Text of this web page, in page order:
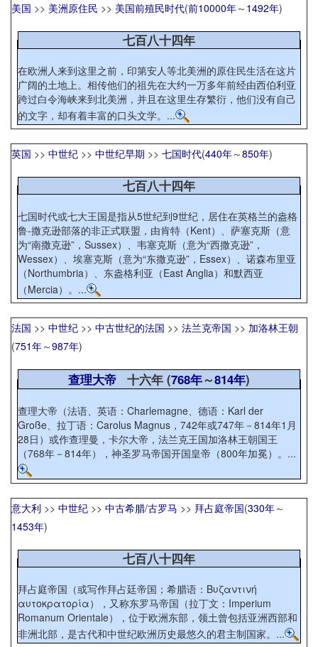
美国 >> 美洲原住民 >> 美国前殖民时代(前10000年～ 1492年)
七百八十四年
在欧洲人来到这里之前，印第安人等北美洲的原住民生活在这片
广阔的土地上。相传他们的祖先在大约一万多年前经由西伯利亚
跨过白令海峡来到北美洲，并且在这里生存繁衍，他们没有自己
的文字，却有着丰富的口头文学。...
英国 >> 中世纪 >> 中世纪早期 >> 七国时代(440年～850年)
七百八十四年
七国时代或七大王国是指从5世纪到9世纪，居住在英格兰的盎格
鲁-撒克逊部落的非正式联盟，由肯特（Kent）、萨塞克斯（意
为“南撒克逊”，Sussex）、韦塞克斯（意为“西撒克逊”，
Wessex）、埃塞克斯（意为“东撒克逊”，Essex）、诺森布里亚
（Northumbria）、东盎格利亚（East Anglia）和默西亚
（Mercia）。...
法国 >> 中世纪 >> 中古世纪的法国 >> 法兰克帝国 >> 加洛林王朝
(751年～987年)
查理大帝 十六年 (768年～814年)
查理大帝（法语、英语：Charlemagne、德语：Karl der
Große、拉丁语：Carolus Magnus，742年或747年－814年1月
28日）或作查理曼，卡尔大帝，法兰克王国加洛林王朝国王
（768年－814年），神圣罗马帝国开国皇帝（800年加冕）。...
意大利 >> 中世纪 >> 中古希腊/古罗马 >> 拜占庭帝国(330年～
1453年)
七百八十四年
拜占庭帝国（或写作拜占廷帝国；希腊语：Βυζαντινή
αυτοκρατορία），又称东罗马帝国（拉丁文：Imperium
Romanum Orientale），位于欧洲东部，领土曾包括亚洲西部和
非洲北部，是古代和中世纪欧洲历史最悠久的君主制国家。...